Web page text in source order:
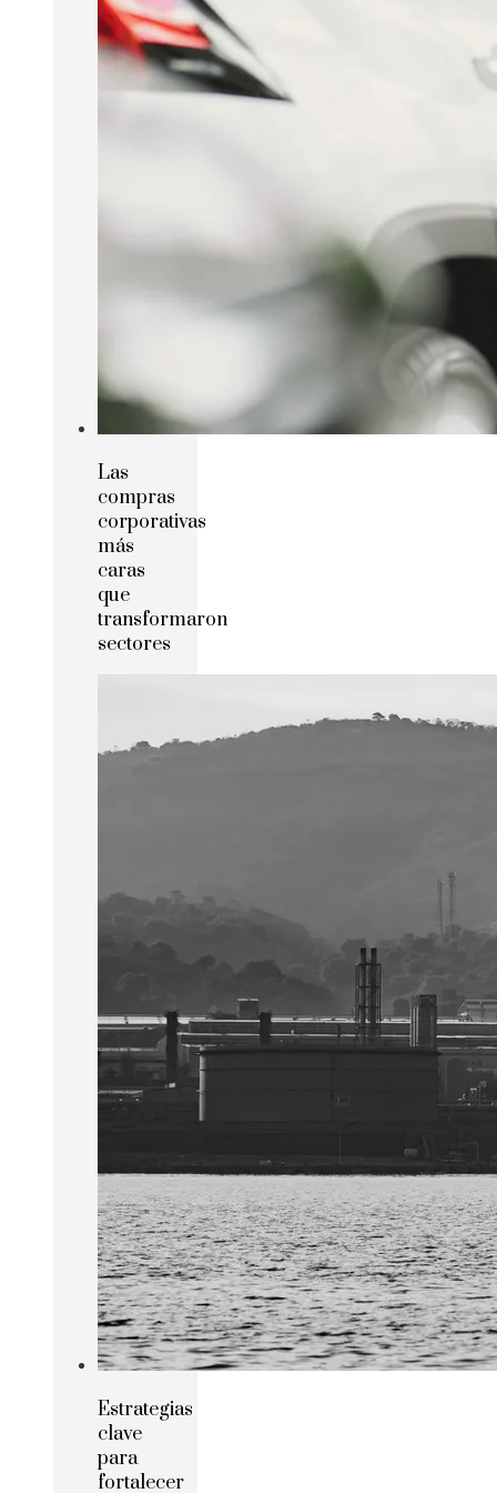
Las
compras
corporativas
más
caras
que
transformaron
sectores
Estrategias
clave
para
fortalecer